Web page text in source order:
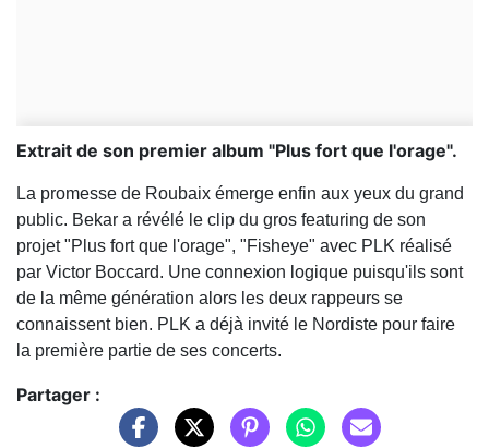
Extrait de son premier album "Plus fort que l'orage".
La promesse de Roubaix émerge enfin aux yeux du grand
public. Bekar a révélé le clip du gros featuring de son
projet "Plus fort que l'orage", "Fisheye" avec PLK réalisé
par Victor Boccard. Une connexion logique puisqu'ils sont
de la même génération alors les deux rappeurs se
connaissent bien. PLK a déjà invité le Nordiste pour faire
la première partie de ses concerts.
Partager :